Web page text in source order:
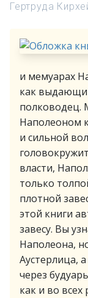
Гертруда
и мемуарах
как
полководец.
Наполеоном
и сильной
власти,
только
плотной
этой книги
завесу. Вы
Наполеона,
Аустерлица,
через
как и во